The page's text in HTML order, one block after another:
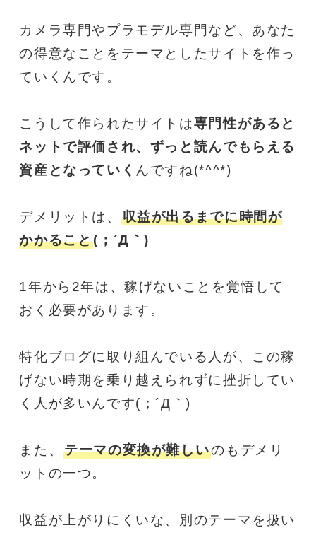
カメラ専門やプラモデル専門など、あなた
の得意なことをテーマとしたサイトを作っ
ていくんです。
こうして作られたサイトは専門性があると
ネットで評価され、ずっと読んでもらえる
資産となっていく んですね(*^^*)
デメリットは、 収益が出るまでに時間が
かかること(；´Д｀)
1年から2年は、稼げないことを覚悟して
おく必要があります。
特化ブログに取り組んでいる人が、この稼
げない時期を乗り越えられずに挫折してい
く人が多いんです(；´Д｀)
また、テーマの変換が難しいのもデメリ
ットの一つ。
収益が上がりにくいな、別のテーマを扱い